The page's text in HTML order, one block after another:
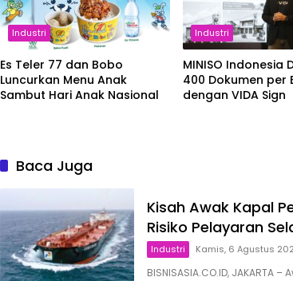
Industri
Es Teler 77 dan Bobo
Luncurkan Menu Anak
Sambut Hari Anak Nasional
Industri
MINISO Indonesia
400 Dokumen per
dengan VIDA Sign
Baca Juga
Kisah Awak Kapal
Risiko Pelayaran
Industri Kamis, 6 Agustus
BISNISASIA.CO.ID, JAKARTA